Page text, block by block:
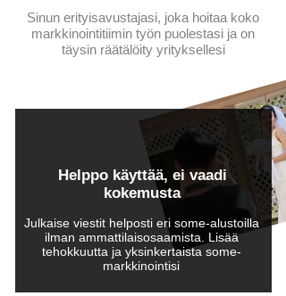
Sinun erityisavustajasi, joka hoitaa koko
markkinointitiimin työn puolestasi ja on
täysin räätälöity yrityksellesi
Helppo käyttää, ei vaadi
kokemusta
Julkaise viestit helposti eri some-alustoilla
ilman ammattilaisosaamista. Lisää
tehokkuutta ja yksinkertaista some-
markkinointisi